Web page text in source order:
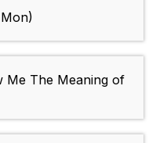
Me The Meaning of